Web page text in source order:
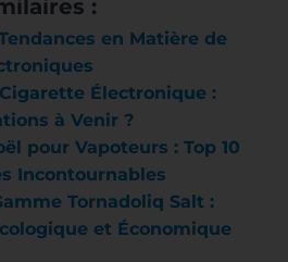
:
en Matière de
Électronique :
à Venir ?
pour Vapoteurs : Top 10
Incontournables
Tornadoliq Salt :
et Économique